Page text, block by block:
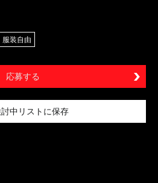
服装自由
応募する
中リストに保存